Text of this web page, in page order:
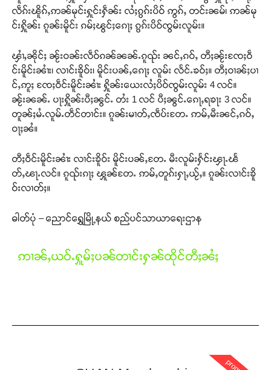
တ်ႇ တူဝ်ႈလုမ်ႈၾႃႉၼၼ်ႉ ၶဝ်ႈႁူမ်ႈၵမ်ႉထႅမ် ၸုမ်းၶၢ
လဵၵ်းၽိူၵ်ႇဢၼ်မုင်းႁူင်းႁဵၼ်း လႆႈၵွၵ်းပိဝ် ဢွၵ်ႇ တင်းၼမ်၊ ဢၼ်မု
င်းႁိူၼ်း ၵူၼ်းမိူင်း ၵမ်ႈၽွင်ႈၵေႃႈ ၵွၵ်းပိဝ်ၸွမ်းလူမ်း။
ၾၢႆႇၼိုင်ႈ ၼႂ်းဝၼ်းလဵဝ်ၵၼ်ၼၼ်ႉၵူၺ်း ၼင်ႇၵဝ်ႇ တီႈၼႂ်းၸႄႈဝဵ
င်းမိူင်းၼၢႆး၊ လၢင်းၶိူဝ်း၊ မိူင်းပၼ်ႇၵေႃႈ လူမ်း လႅင်ႉၶဝ်ႈ။ တီႈဝၢၼ်ႈပၢ
င်ႇဢူႈ ၸႄႈဝဵင်းမိူင်းၼၢႆး ႁိူၼ်းယေးလႆႈပိဝ်ၸွမ်းလူမ်း 4 လင်။
ၼႂ်းၼၼ်ႉ ပႃးႁိူၼ်းပီႈၼွင်ႉ တႆး 1 လင် ပီႈၼွင်ႉၵေႃႇရၶႃး 3 လင်။
တူၼ်ႈမႆႉလူမ်ႉတဵင်တၢင်း။ ၵူၼ်းမၢတ်ႇၸဵပ်းတႄႉ ဢမ်ႇမီးၼင်ႇၵဝ်ႇ
ဝႃႈၼႆ။
တီႈဝဵင်းမိူင်းၼၢႆး လၢင်းၶိူဝ်း မိူင်းပၼ်ႇတႄႉ မီးလူမ်းႁႅင်းၾႃႉၽႅ
တ်ႇၽႃႉလင်။ ၵူၺ်းၵႃႈ ၾူၼ်တႄႉ ဢမ်ႇတူၵ်းႁႃႇယႂ်ႇ။ ၵူၼ်းလၢင်းၶိူ
ဝ်းလၢတ်ႈ။
ဓါတ်ပုံ – ညောင်ရွှေမြို့နယ် စည်ပင်သာယာရေးဌာန
ဢၢၼ်ႇယဝ်ႉႁူမ်ႈပၼ်တၢင်းႁၼ်ထိုင်တီႈၼႆႈ